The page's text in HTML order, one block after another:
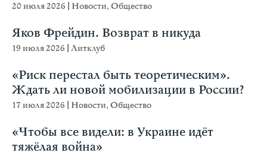
20 июля 2026 Новости,Общество
Яков Фрейдин. Возврат в никуда
19 июля 2026 Литклуб
«Риск перестал быть теоретическим».
Ждать ли новой мобилизации в России?
17 июля 2026 Новости,Общество
«Чтобы все видели: в Украине идёт
тяжёлая война»